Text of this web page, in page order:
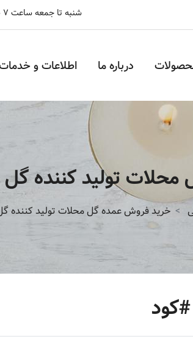
شنبه تا جمعه ساعت ۷ صبح الی ۷ عصر
درباره ما اطلاعات و
تولید کننده گل
خرید فروش عمده گل محلات تولید کننده